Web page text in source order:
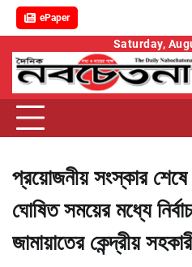
ePaper
content
Saturday,
প্রয়োজনীয় সংস্কার শেষে
ঘোষিত সময়ের মধ্যে
জামায়াতের কেন্দ্রীয়